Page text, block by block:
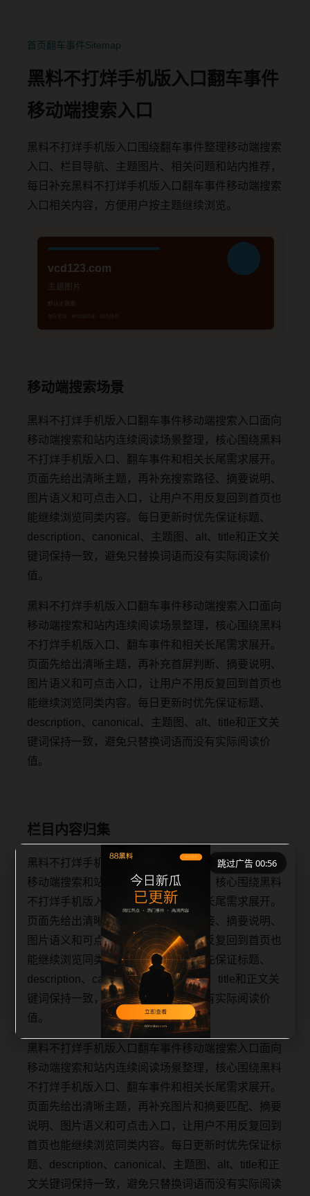
首页翻车事件Sitemap
黑料不打烊手机版入口翻车事件
移动端搜索入口
黑料不打烊手机版入口围绕翻车事件整理移动端搜索
入口、栏目导航、主题图片、相关问题和站内推荐，
每日补充黑料不打烊手机版入口翻车事件移动端搜索
入口相关内容，方便用户按主题继续浏览。
移动端搜索场景
黑料不打烊手机版入口翻车事件移动端搜索入口面向
移动端搜索和站内连续阅读场景整理，核心围绕黑料
不打烊手机版入口、翻车事件和相关长尾需求展开。
页面先给出清晰主题，再补充搜索路径、摘要说明、
图片语义和可点击入口，让用户不用反复回到首页也
能继续浏览同类内容。每日更新时优先保证标题、
description、canonical、主题图、alt、title和正文关
键词保持一致，避免只替换词语而没有实际阅读价
值。
黑料不打烊手机版入口翻车事件移动端搜索入口面向
移动端搜索和站内连续阅读场景整理，核心围绕黑料
不打烊手机版入口、翻车事件和相关长尾需求展开。
页面先给出清晰主题，再补充首屏判断、摘要说明、
图片语义和可点击入口，让用户不用反复回到首页也
能继续浏览同类内容。每日更新时优先保证标题、
description、canonical、主题图、alt、title和正文关
键词保持一致，避免只替换词语而没有实际阅读价
值。
栏目内容归集
黑料不打烊手机版入口翻车事件移动端搜索入口面向
移动端搜索和站内连续阅读场景整理，核心围绕黑料
不打烊手机版入口、翻车事件和相关长尾需求展开。
页面先给出清晰主题，再补充栏目承接、摘要说明、
图片语义和可点击入口，让用户不用反复回到首页也
能继续浏览同类内容。每日更新时优先保证标题、
description、canonical、主题图、alt、title和正文关
键词保持一致，避免只替换词语而没有实际阅读价
值。
黑料不打烊手机版入口翻车事件移动端搜索入口面向
移动端搜索和站内连续阅读场景整理，核心围绕黑料
不打烊手机版入口、翻车事件和相关长尾需求展开。
页面先给出清晰主题，再补充图片和摘要匹配、摘要
说明、图片语义和可点击入口，让用户不用反复回到
首页也能继续浏览同类内容。每日更新时优先保证标
题、description、canonical、主题图、alt、title和正
文关键词保持一致，避免只替换词语而没有实际阅读
跳过广告 00:56